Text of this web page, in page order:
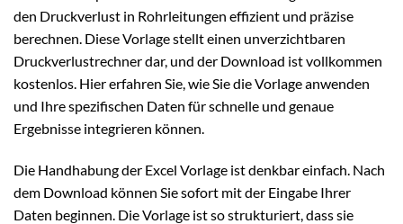
den Druckverlust in Rohrleitungen effizient und präzise
berechnen. Diese Vorlage stellt einen unverzichtbaren
Druckverlustrechner dar, und der Download ist vollkommen
kostenlos. Hier erfahren Sie, wie Sie die Vorlage anwenden
und Ihre spezifischen Daten für schnelle und genaue
Ergebnisse integrieren können.
Die Handhabung der Excel Vorlage ist denkbar einfach. Nach
dem Download können Sie sofort mit der Eingabe Ihrer
Daten beginnen. Die Vorlage ist so strukturiert, dass sie